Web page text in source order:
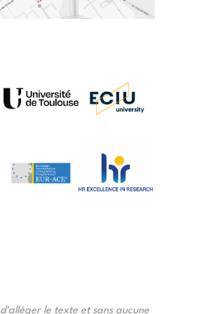
le texte et sans aucune